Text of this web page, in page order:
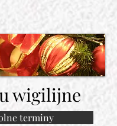
wigilijne
terminy